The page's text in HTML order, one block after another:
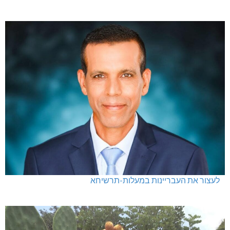
לעצור את העבריינות במעלות-תרשיחא